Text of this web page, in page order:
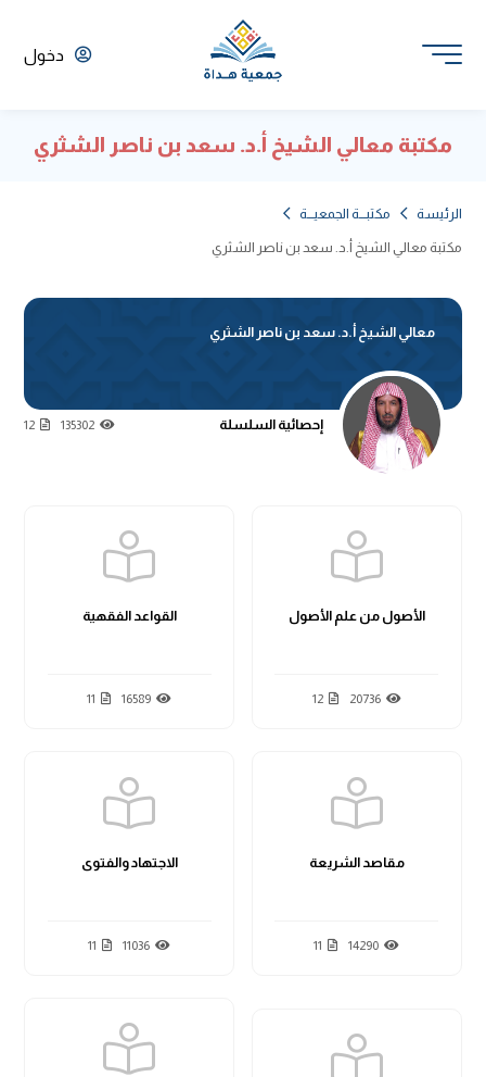
دخول
مكتبة معالي الشيخ أ.د. سعد بن ناصر الشثري
الرئيسة مكتبـــة الجمعيـــة
مكتبة معالي الشيخ أ.د. سعد بن ناصر الشثري
معالي الشيخ أ.د. سعد بن ناصر الشثري
إحصائية السلسلة 135302
12
الأصول من علم الأصول
20736
12
القواعد الفقهية
16589
11
مقاصد الشريعة
14290
11
الاجتهاد والفتوى
11036
11